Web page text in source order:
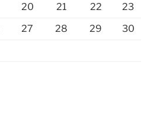
20 21 22
23
27 28 29
30